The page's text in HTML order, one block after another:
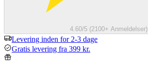
4.60/5 (2100+ Anmeldelser)
Levering inden for 2-3 dage
Gratis levering fra 399 kr.